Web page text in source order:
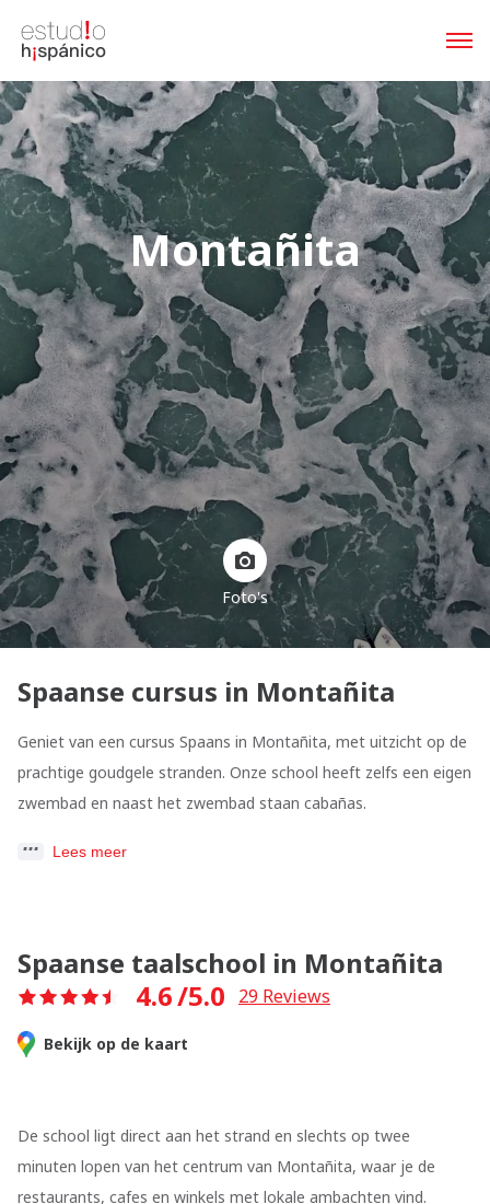
Montañita
Foto's
Spaanse cursus in Montañita
Geniet van een cursus Spaans in Montañita, met uitzicht op de
prachtige goudgele stranden. Onze school heeft zelfs een eigen
zwembad en naast het zwembad staan cabañas.
Lees meer
Spaanse taalschool in Montañita
4.6/5.0 29 Reviews
Bekijk op de kaart
De school ligt direct aan het strand en slechts op twee
minuten lopen van het centrum van Montañita, waar je de
restaurants, cafes en winkels met lokale ambachten vind.